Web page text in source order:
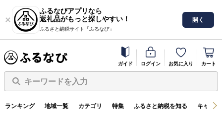
ふるなびアプリなら
返礼品がもっと探しやすい！
ふるさと納税サイト「ふるなび」
開く
ガイド ログイン お気に入り カート
キーワードを入力
ランキング 地域一覧 カテゴリ 特集 ふるさと納税を知る キャン